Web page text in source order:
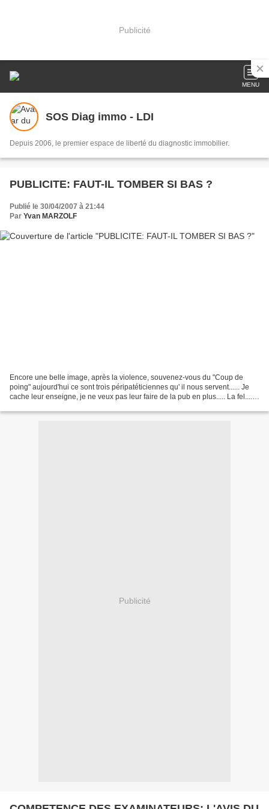
Publicité
MENU
SOS Diag immo - LDI
Depuis 2006, le premier espace de liberté du diagnostic immobilier.
PUBLICITE: FAUT-IL TOMBER SI BAS ?
Publié le 30/04/2007 à 21:44
Par Yvan MARZOLF
Encore une belle image, après la violence, souvenez-vous du "Coup de
poing" aujourd'hui ce sont trois péripatéticiennes qu' il nous servent...... Je
cache leur enseigne, je ne veux pas leur faire de la pub en plus..... La fel.....n
Publicité